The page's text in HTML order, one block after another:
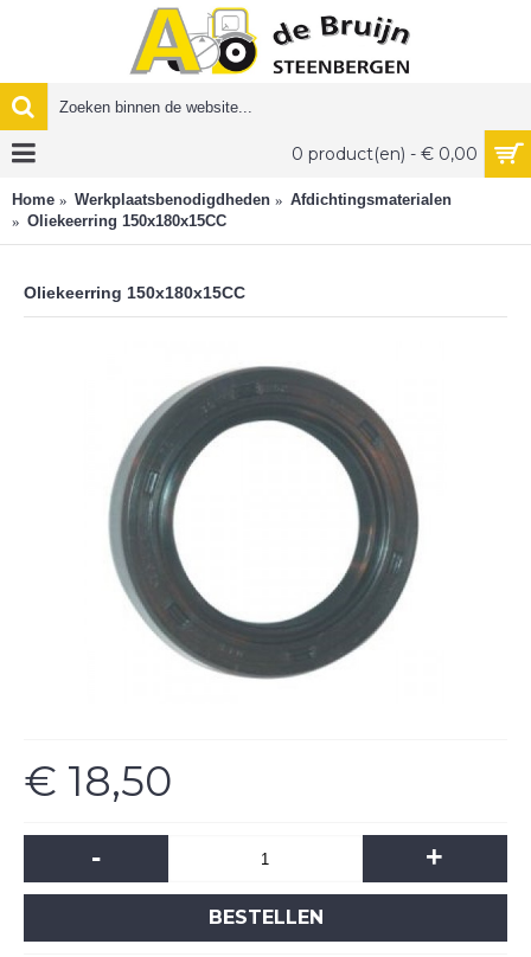
0 product(en) - € 0,00
Home Werkplaatsbenodigdheden
Afdichtingsmaterialen
Oliekeerring 150x180x15CC
Oliekeerring 150x180x15CC
€ 18,50
- +
BESTELLEN